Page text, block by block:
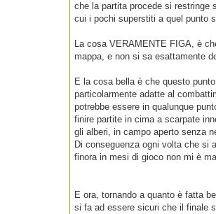
che la partita procede si restringe
cui i pochi superstiti a quel punto
La cosa VERAMENTE FIGA, è
mappa, e non si sa esattamente
E la cosa bella è che questo
particolarmente adatte al
potrebbe essere in qualunque
finire partite in cima a scarpate
gli alberi, in campo aperto senza
Di conseguenza ogni volta che si
finora in mesi di gioco non mi è
E ora, tornando a quanto è fatta
si fa ad essere sicuri che il finale